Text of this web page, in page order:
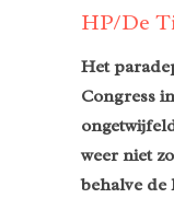
HP/De
Het
Congress
weer niet
behalve de